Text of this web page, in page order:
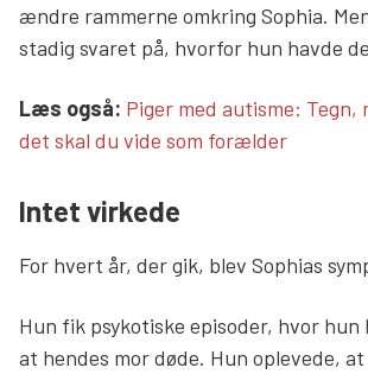
ændre rammerne omkring Sophia.
stadig svaret på, hvorfor hun havde
Læs mere links
Læs også: Piger med autisme: Tegn,
det skal du vide som forælder
Intet virkede
For hvert år, der gik, blev Sophias
Hun fik psykotiske episoder, hvor hun
at hendes mor døde. Hun oplevede,